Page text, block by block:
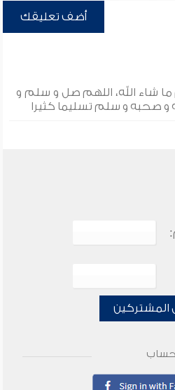
أضف تعليقك
شاء الله، اللهم صل و سلم و
و صحبه و سلم تسليما كثيرا
المشتركين